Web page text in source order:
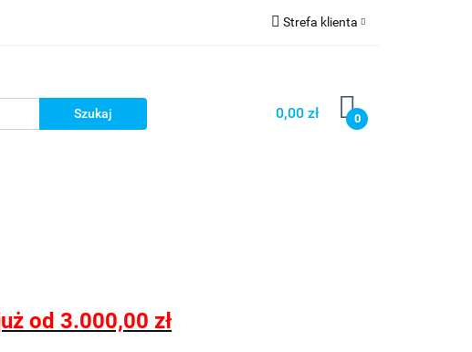
Strefa klienta
Zarejestruj się
Dodaj zgłoszenie
0,00 zł 0
od 3.000,00 zł